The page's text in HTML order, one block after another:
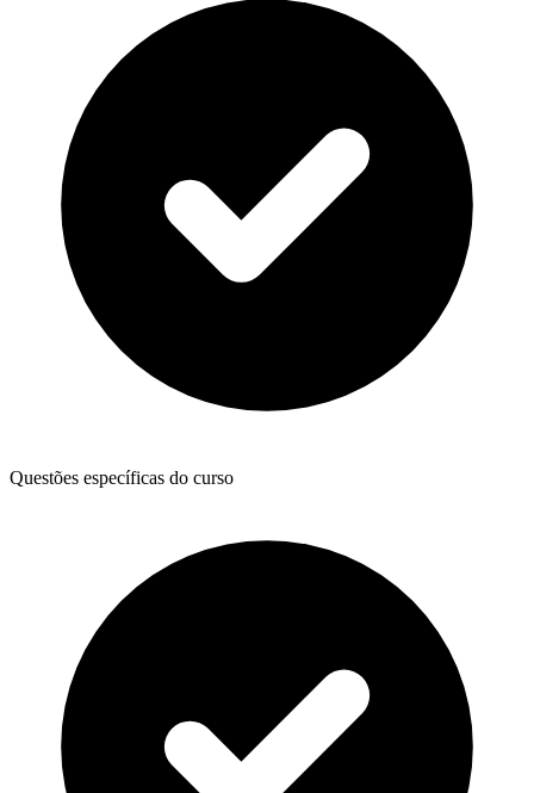
Questões específicas do curso